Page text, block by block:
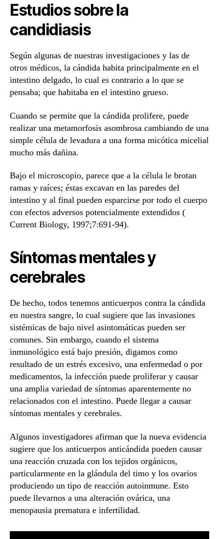
Estudios sobre la
candidiasis
Según algunas de nuestras investigaciones y las de
otros médicos, la cándida habita principalmente en el
intestino delgado, lo cual es contrario a lo que se
pensaba; que habitaba en el intestino grueso.
Cuando se permite que la cándida prolifere, puede
realizar una metamorfosis asombrosa cambiando de una
simple célula de levadura a una forma micótica micelial
mucho más dañina.
Bajo el microscopio, parece que a la célula le brotan
ramas y raíces; éstas excavan en las paredes del
intestino y al final pueden esparcirse por todo el cuerpo
con efectos adversos potencialmente extendidos (
Current Biology, 1997;7:691-94).
Síntomas mentales y
cerebrales
De hecho, todos tenemos anticuerpos contra la cándida
en nuestra sangre, lo cual sugiere que las invasiones
sistémicas de bajo nivel asintomáticas pueden ser
comunes. Sin embargo, cuando el sistema
inmunológico está bajo presión, digamos como
resultado de un estrés excesivo, una enfermedad o por
medicamentos, la infección puede proliferar y causar
una amplia variedad de síntomas aparentemente no
relacionados con el intestino. Puede llegar a causar
síntomas mentales y cerebrales.
Algunos investigadores afirman que la nueva evidencia
sugiere que los anticuerpos anticándida pueden causar
una reacción cruzada con los tejidos orgánicos,
particularmente en la glándula del timo y los ovarios
produciendo un tipo de reacción autoinmune. Esto
puede llevarnos a una alteración ovárica, una
menopausia prematura e infertilidad.